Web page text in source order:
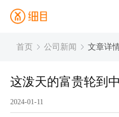
首页  公司新闻  文章详
这泼天的富贵轮到
2024-01-11